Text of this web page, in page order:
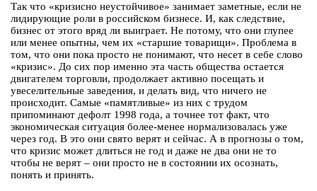
Так что «кризисно неустойчивое» занимает заметные, если не
лидирующие роли в российском бизнесе. И, как следствие,
бизнес от этого вряд ли выиграет. Не потому, что они глупее
или менее опытны, чем их «старшие товарищи». Проблема в
том, что они пока просто не понимают, что несет в себе слово
«кризис». До сих пор именно эта часть общества остается
двигателем торговли, продолжает активно посещать и
увеселительные заведения, и делать вид, что ничего не
происходит. Самые «памятливые» из них с трудом
припоминают дефолт 1998 года, а точнее тот факт, что
экономическая ситуация более-менее нормализовалась уже
через год. В это они свято верят и сейчас. А в прогнозы о том,
что кризис может длиться не год и даже не два они не то
чтобы не верят – они просто не в состоянии их осознать,
понять и принять.